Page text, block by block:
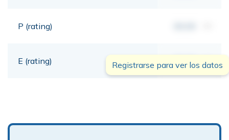
P (rating)
E (rating) 00,00 mt
Registrarse para ver los datos